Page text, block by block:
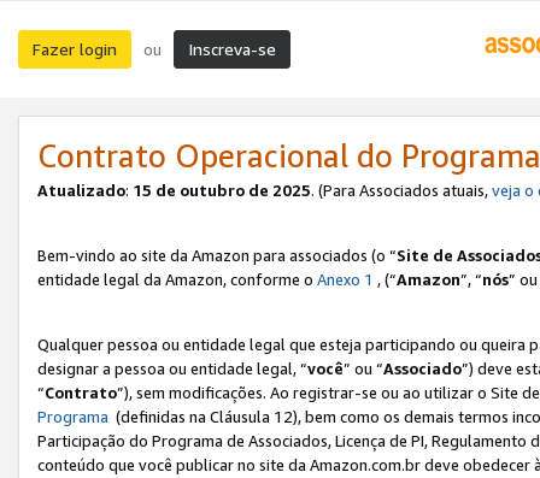
Fazer login ou Inscreva-se
Contrato Operacional do
Atualizado: 15 de outubro de 2025. (Para Associados atuais,veja o
Bem-vindo ao site da Amazon para associados (o “Site de
entidade legal da Amazon, conforme o Anexo 1 , (“Amazon”, “nós”
Qualquer pessoa ou entidade legal que esteja participando ou queira
designar a pessoa ou entidade legal, “você” ou “Associado”) deve
“Contrato”), sem modificações. Ao registrar-se ou ao utilizar o Site
Programa (definidas na Cláusula 12), bem como os demais termos
Participação do Programa de Associados, Licença de PI,
conteúdo que você publicar no site da Amazon.com.br deve